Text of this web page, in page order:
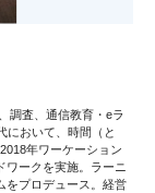
調査、通信教育・eラ
において、時間（と
年ワーケーション
ワークを実施。ラーニ
をプロデュース。経営